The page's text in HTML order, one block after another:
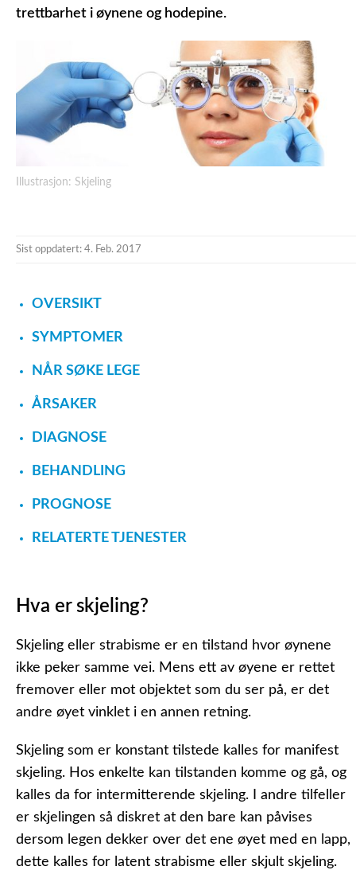
trettbarhet i øynene og hodepine.
Illustrasjon: Skjeling
Sist oppdatert: 4. Feb. 2017
OVERSIKT
SYMPTOMER
NÅR SØKE LEGE
ÅRSAKER
DIAGNOSE
BEHANDLING
PROGNOSE
RELATERTE TJENESTER
Hva er skjeling?
Skjeling eller strabisme er en tilstand hvor øynene
ikke peker samme vei. Mens ett av øyene er rettet
fremover eller mot objektet som du ser på, er det
andre øyet vinklet i en annen retning.
Skjeling som er konstant tilstede kalles for manifest
skjeling. Hos enkelte kan tilstanden komme og gå, og
kalles da for intermitterende skjeling. I andre tilfeller
er skjelingen så diskret at den bare kan påvises
dersom legen dekker over det ene øyet med en lapp,
dette kalles for latent strabisme eller skjult skjeling.